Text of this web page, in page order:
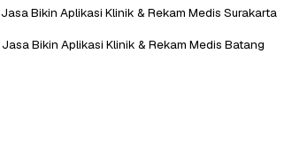
Jasa Bikin Aplikasi Klinik & Rekam Medis Surakarta
Jasa Bikin Aplikasi Klinik & Rekam Medis Batang